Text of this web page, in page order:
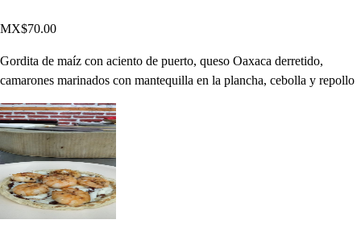
MX$70.00
Gordita de maíz con aciento de puerto, queso Oaxaca derretido,
camarones marinados con mantequilla en la plancha, cebolla y repollo